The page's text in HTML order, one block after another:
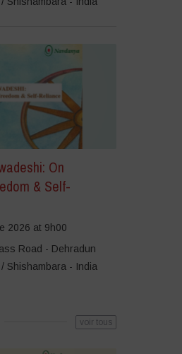
On
& Self-
2026 at 9h00
Road - Dehradun
Shishambara - India
voir tous